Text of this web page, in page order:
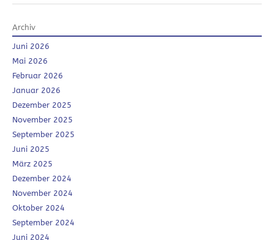
Archiv
Juni 2026
Mai 2026
Februar 2026
Januar 2026
Dezember 2025
November 2025
September 2025
Juni 2025
März 2025
Dezember 2024
November 2024
Oktober 2024
September 2024
Juni 2024